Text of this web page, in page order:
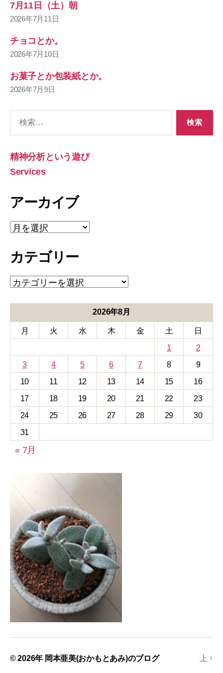
7月11日（土）朝
2026年7月11日
チョコとか。
2026年7月10日
お菓子とか包装紙とか。
2026年7月9日
象:
精神分析という遊び
Services
アーカイブ
ア
ー
イ
カテゴリー
カ
テ
ー
2026年8月
月 火 水 木 金 土
日
1
2
3
4 5 6 7 8
9
10
11 12 13 14 15
16
17
18 19 20 21 22
23
24
25 26 27 28 29
30
31
« 7月
© 2026年 岡本亜美(おかもとあみ)のブログ 上 ↑